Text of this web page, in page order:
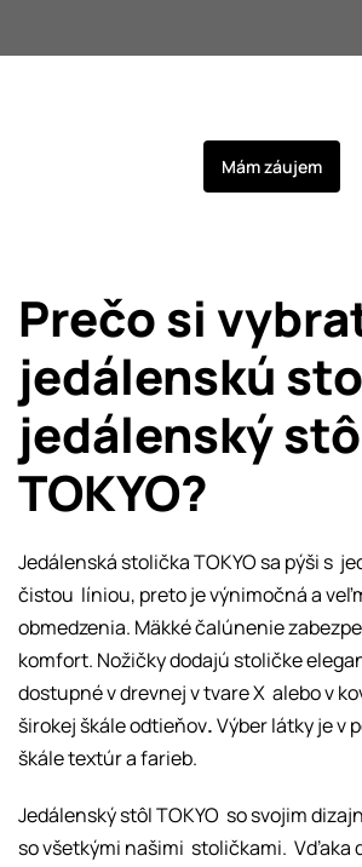
Mám záujem
Prečo si
jedálenskú
jedálenský
TOKYO?
Jedálenská stolička TOKYO sa pýši s
čistou líniou, preto je výnimočná a
obmedzenia. Mäkké čalúnenie
komfort. Nožičky dodajú stoličke
dostupné v drevnej v tvare X alebo v
širokej škále odtieňov.Výber látky je v
škále textúr a farieb.
Jedálenský stôl TOKYO so svojim
so všetkými našimi stoličkami. Vďaka